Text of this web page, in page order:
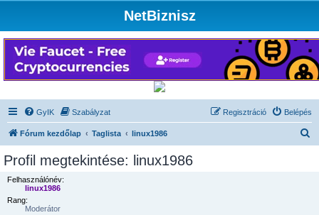
NetBiznisz
GyIK Szabályzat Belépés
Regisztráció
Fórum kezdőlap Taglista linux1986
Profil megtekintése: linux1986
Felhasználónév:
linux1986
Rang:
Moderátor